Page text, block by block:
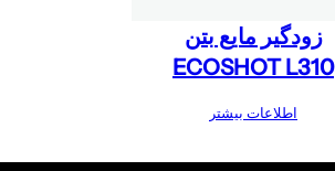
زودگیر مایع بتن
ECOSHOT L310
اطلاعات بیشتر